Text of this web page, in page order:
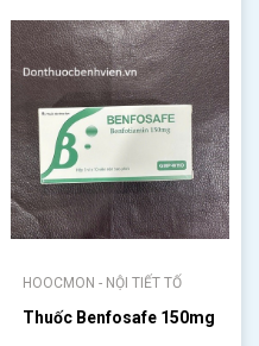
HOOCMON - NỘI TIẾT TỐ
Thuốc Benfosafe 150mg